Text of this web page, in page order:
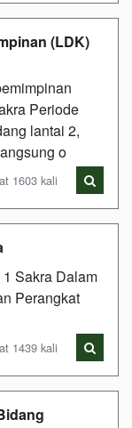
(LDK)
Periode
lantai 2,
o
1603 kali
Sakra Dalam
Perangkat
1439 kali